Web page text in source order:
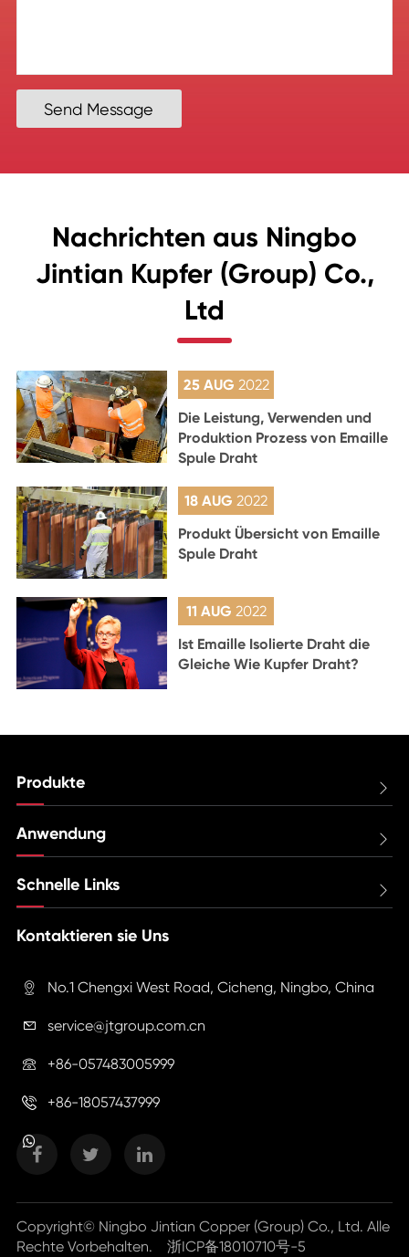
Send Message
Nachrichten aus Ningbo
Jintian Kupfer (Group) Co.,
Ltd
25 AUG 2022
Die Leistung, Verwenden und
Produktion Prozess von Emaille
Spule Draht
18 AUG2022
Produkt Übersicht von Emaille
Spule Draht
11 AUG 2022
Ist Emaille Isolierte Draht die
Gleiche Wie Kupfer Draht?
Produkte 
Anwendung 
Schnelle Links 
Kontaktieren sie Uns
 No.1 Chengxi West Road, Cicheng, Ningbo, China
 service@jtgroup.com.cn
 +86-057483005999
 +86-18057437999
Copyright© Ningbo Jintian Copper (Group) Co., Ltd. Alle
Rechte Vorbehalten. 浙ICP备18010710号-5